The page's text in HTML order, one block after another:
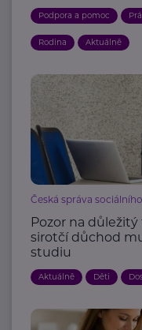
Podpora a pomoc
Rodina Aktuálně
Česká správa
Pozor na
sirotčí důchod
studiu
Aktuálně Děti